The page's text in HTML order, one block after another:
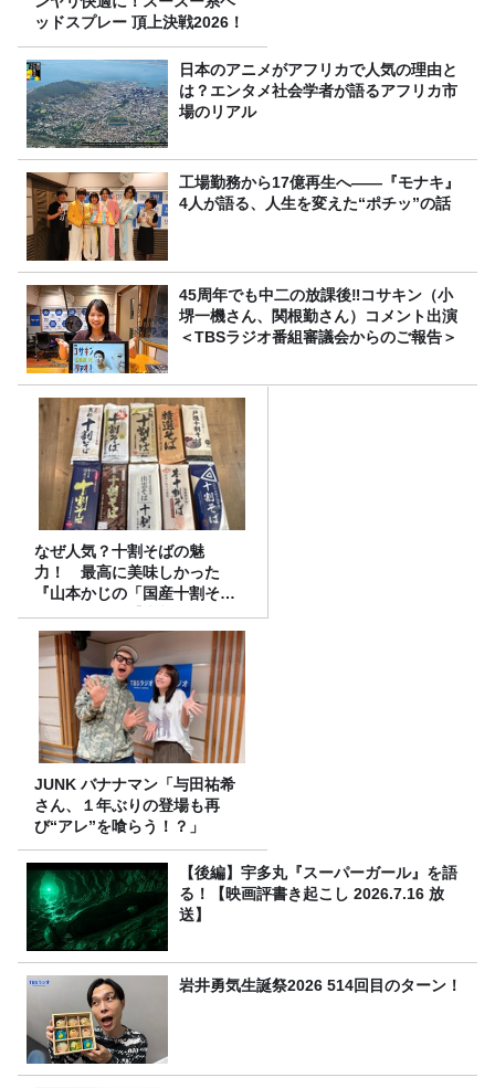
ッドスプレー 頂上決戦2026！
日本のアニメがアフリカで人気の理由と
は？エンタメ社会学者が語るアフリカ市
場のリアル
工場勤務から17億再生へ——『モナキ』
4人が語る、人生を変えた“ポチッ”の話
45周年でも中二の放課後‼コサキン（小
堺一機さん、関根勤さん）コメント出演
＜TBSラジオ番組審議会からのご報告＞
なぜ人気？十割そばの魅
力！ 最高に美味しかった
『山本かじの「国産十割そ
ば」』とは？【十割そば10種
食べ比べ】
JUNK バナナマン「与田祐希
さん、１年ぶりの登場も再
び“アレ”を喰らう！？」
【後編】宇多丸『スーパーガール』を語
る！【映画評書き起こし 2026.7.16 放
送】
岩井勇気生誕祭2026 514回目のターン！